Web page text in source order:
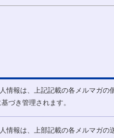
情報は、上記記載の各メルマガの
基づき管理されます。
情報は、上部記載の各メルマガ